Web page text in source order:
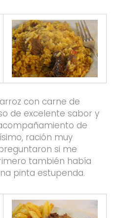
con carne de
de excelente sabor y
de
ración muy
si me
también había
pinta estupenda.